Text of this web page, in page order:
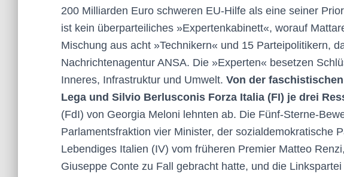
200 Milliarden Euro schweren EU-Hilfe als eine seiner
ist kein überparteiliches »Expertenkabinett«, worauf
Mischung aus acht »Technikern« und 15 Parteipolitikern,
Nachrichtenagentur ANSA. Die »Experten« besetzen
Inneres, Infrastruktur und Umwelt. Von der
Lega und Silvio Berlusconis Forza Italia (FI) je drei
(FdI) von Georgia Meloni lehnten ab. Die Fünf-Sterne-
Parlamentsfraktion vier Minister, der sozialdemokratische
Lebendiges Italien (IV) vom früheren Premier Matteo
Giuseppe Conte zu Fall gebracht hatte, und die